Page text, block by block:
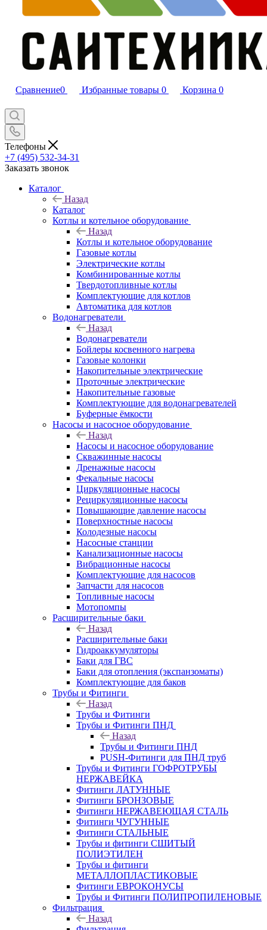
Сравнение0 Избранные товары 0 Корзина 0
Телефоны
+7 (495) 532‑34‑31
Заказать звонок
Каталог
Назад
Каталог
Котлы и котельное оборудование
Назад
Котлы и котельное оборудование
Газовые котлы
Электрические котлы
Комбинированные котлы
Твердотопливные котлы
Комплектующие для котлов
Автоматика для котлов
Водонагреватели
Назад
Водонагреватели
Бойлеры косвенного нагрева
Газовые колонки
Накопительные электрические
Проточные электрические
Накопительные газовые
Комплектующие для водонагревателей
Буферные ёмкости
Насосы и насосное оборудование
Назад
Насосы и насосное оборудование
Скважинные насосы
Дренажные насосы
Фекальные насосы
Циркуляционные насосы
Рециркуляционные насосы
Повышающие давление насосы
Поверхностные насосы
Колодезные насосы
Насосные станции
Канализационные насосы
Вибрационные насосы
Комплектующие для насосов
Запчасти для насосов
Топливные насосы
Мотопомпы
Расширительные баки
Назад
Расширительные баки
Гидроаккумуляторы
Баки для ГВС
Баки для отопления (экспанзоматы)
Комплектующие для баков
Трубы и Фитинги
Назад
Трубы и Фитинги
Трубы и Фитинги ПНД
Назад
Трубы и Фитинги ПНД
PUSH-Фитинги для ПНД труб
Трубы и Фитинги ГОФРОТРУБЫ
НЕРЖАВЕЙКА
Фитинги ЛАТУННЫЕ
Фитинги БРОНЗОВЫЕ
Фитинги НЕРЖАВЕЮЩАЯ СТАЛЬ
Фитинги ЧУГУННЫЕ
Фитинги СТАЛЬНЫЕ
Трубы и фитинги СШИТЫЙ
ПОЛИЭТИЛЕН
Трубы и фитинги
МЕТАЛЛОПЛАСТИКОВЫЕ
Фитинги ЕВРОКОНУСЫ
Трубы и Фитинги ПОЛИПРОПИЛЕНОВЫЕ
Фильтрация
Назад